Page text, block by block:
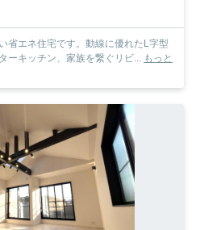
省エネ住宅です。動線に優れたL字型
ーキッチン、家族を繋ぐリビ... もっと